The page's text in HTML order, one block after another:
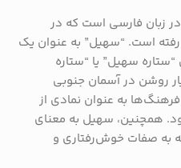
زبان فارسی است که در
است. “سهیل” به عنوان یک
“ستاره سهیل” یا “ستاره
روشن در آسمان جنوبی
به عنوان نمادی از
همچنین، سهیل به معنای
به صفات خوش‌رفتاری و